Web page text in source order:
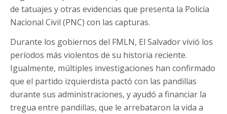
de tatuajes y otras evidencias que presenta la Policía
Nacional Civil (PNC) con las capturas.
Durante los gobiernos del FMLN, El Salvador vivió los
períodos más violentos de su historia reciente.
Igualmente, múltiples investigaciones han confirmado
que el partido izquierdista pactó con las pandillas
durante sus administraciones, y ayudó a financiar la
tregua entre pandillas, que le arrebataron la vida a